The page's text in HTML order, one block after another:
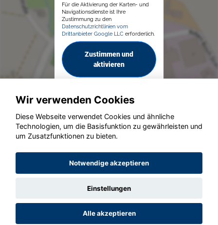
Für die Aktivierung der Karten- und
Navigationsdienste ist Ihre
Zustimmung zu den
Datenschutzrichtlinien vom
Drittanbieter Google LLC erforderlich.
Zustimmen und
aktivieren
© konjunkturmotor.de GmbH 2020 - 2026
Wir verwenden Cookies
Diese Webseite verwendet Cookies und ähnliche
Technologien, um die Basisfunktion zu gewährleisten und
um Zusatzfunktionen zu bieten.
Notwendige akzeptieren
Einstellungen
Alle akzeptieren